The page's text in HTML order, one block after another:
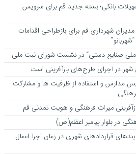
بانکی؛ بسته جدید قم برای سرویس
شهرداری قم برای بازطراحی اقدامات
ملی صنایع دستی” در نشست شورای ثبت ملی
در اجرای طرح‌های بازآفرینی است
مدارس و استفاده از ظرفیت ها و مشارکت
میراث فرهنگی و هویت تمدنی قم
در بلوار پیامبر اعظم(ص)
قراردادهای شهری در زمان اجرا اعمال